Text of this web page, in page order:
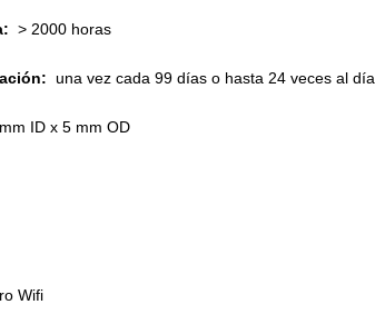
> 2000 horas
una vez cada 99 días o hasta 24 veces al día
ID x 5 mm OD
Wifi